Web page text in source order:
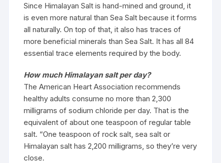
Since Himalayan Salt is hand-mined and ground, it
is even more natural than Sea Salt because it forms
all naturally. On top of that, it also has traces of
more beneficial minerals than Sea Salt. It has all 84
essential trace elements required by the body.
How much Himalayan salt per day?
The American Heart Association recommends
healthy adults consume no more than 2,300
milligrams of sodium chloride per day. That is the
equivalent of about one teaspoon of regular table
salt. “One teaspoon of rock salt, sea salt or
Himalayan salt has 2,200 milligrams, so they’re very
close.